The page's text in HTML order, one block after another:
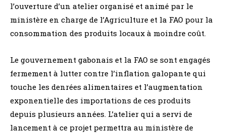
l’ouverture d’un atelier organisé et animé par le
ministère en charge de l’Agriculture et la FAO pour la
consommation des produits locaux à moindre coût.
Le gouvernement gabonais et la FAO se sont engagés
fermement à lutter contre l’inflation galopante qui
touche les denrées alimentaires et l’augmentation
exponentielle des importations de ces produits
depuis plusieurs années. L’atelier qui a servi de
lancement à ce projet permettra au ministère de